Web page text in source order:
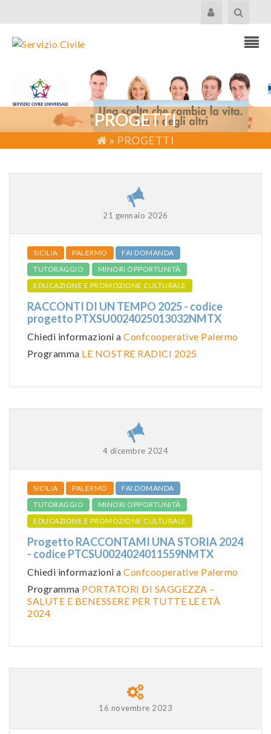
PROGETTI
» PROGETTI
21 gennaio 2026
SICILIA PALERMO
FAI DOMANDA
TUTORAGGIO
MINORI OPPORTUNITÀ
EDUCAZIONE E PROMOZIONE CULTURALE
RACCONTI DI UN TEMPO 2025 - codice
progetto PTXSU0024025013032NMTX
Chiedi informazioni a Confcooperative Palermo
Programma LE NOSTRE RADICI 2025
4 dicembre 2024
SICILIA PALERMO
FAI DOMANDA
TUTORAGGIO
MINORI OPPORTUNITÀ
EDUCAZIONE E PROMOZIONE CULTURALE
Progetto RACCONTAMI UNA STORIA 2024
- codice PTCSU0024024011559NMTX
Chiedi informazioni a Confcooperative Palermo
Programma PORTATORI DI SAGGEZZA –
SALUTE E BENESSERE PER TUTTE LE ETÀ
2024
16 novembre 2023